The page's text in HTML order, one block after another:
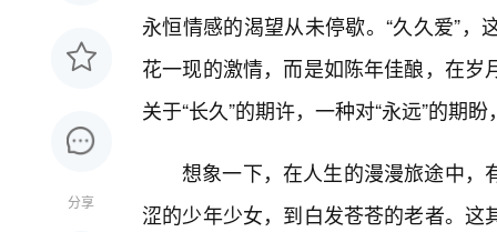
分享
永恒情感的渴望从未停歇。“久久爱”
花一现的激情，而是如陈年佳酿，在
关于“长久”的期许，一种对“永远”的期
想象一下，在人生的漫漫旅途中，
涩的少年少女，到白发苍苍的老者。